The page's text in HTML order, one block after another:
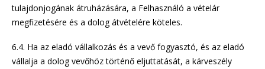
tulajdonjogának átruházására, a Felhasználó a vételár
megfizetésére és a dolog átvételére köteles.
6.4. Ha az eladó vállalkozás és a vevő fogyasztó, és az eladó
vállalja a dolog vevőhöz történő eljuttatását, a kárveszély